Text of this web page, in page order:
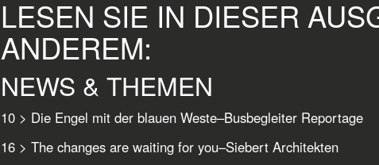
LESEN SIE IN DIESER
ANDEREM:
NEWS & THEMEN
10 > Die Engel mit der blauen Weste–Busbegleiter Reportage
16 > The changes are waiting for you–Siebert Architekten